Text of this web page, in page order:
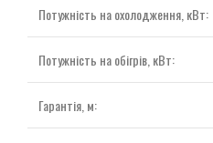
Потужність на охолодження, кВт:
Потужність на обігрів, кВт:
Гарантія, м: